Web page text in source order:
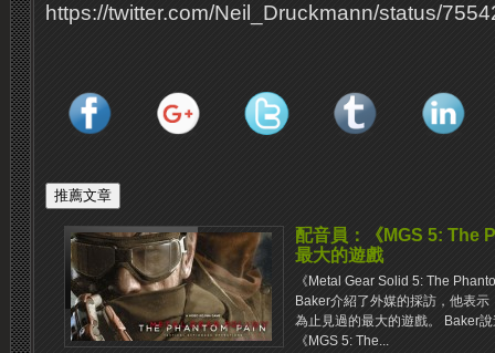
https://twitter.com/Neil_Druckmann/status/
配音員：《MGS 5: The
最大的遊戲
《Metal Gear Solid 5: The
Baker介紹了外媒的採訪，他表
為止見過的最大的遊戲。 Baker
《MGS 5: The...